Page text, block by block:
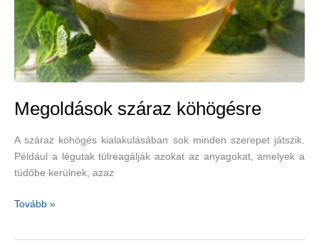
Megoldások száraz köhögésre
A száraz köhögés kialakulásában sok minden szerepet játszik.
Például a légutak túlreagálják azokat az anyagokat, amelyek a
tüdőbe kerülnek, azaz
Megoldások
Tovább »